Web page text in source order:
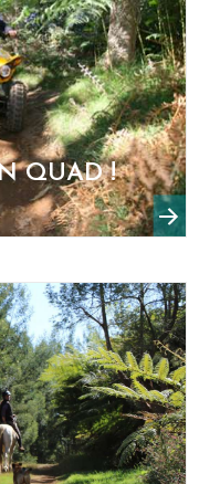
QUAD !